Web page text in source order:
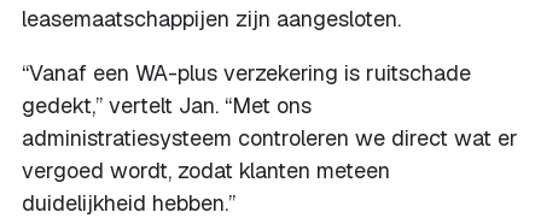
leasemaatschappijen zijn aangesloten.
“Vanaf een WA-plus verzekering is ruitschade
gedekt,” vertelt Jan. “Met ons
administratiesysteem controleren we direct wat er
vergoed wordt, zodat klanten meteen
duidelijkheid hebben.”